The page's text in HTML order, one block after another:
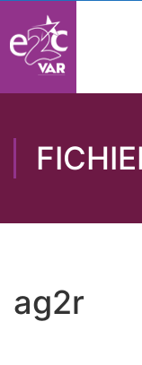
ag2r